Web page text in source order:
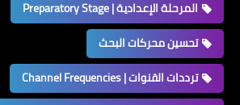
المرحلة الإعدادية | Preparatory Stage
تحسين محركات البحث
ترددات القنوات | Channel Frequencies